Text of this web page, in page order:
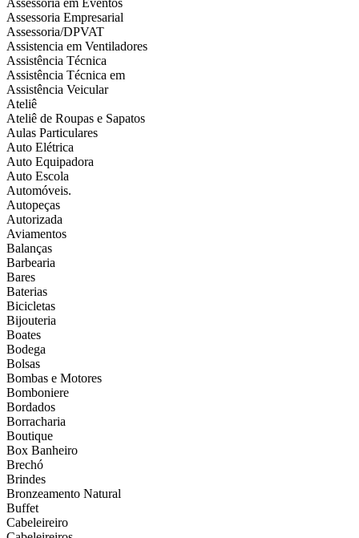
Assessoria em Eventos
Assessoria Empresarial
Assessoria/DPVAT
Assistencia em Ventiladores
Assistência Técnica
Assistência Técnica em
Assistência Veicular
Ateliê
Ateliê de Roupas e Sapatos
Aulas Particulares
Auto Elétrica
Auto Equipadora
Auto Escola
Automóveis.
Autopeças
Autorizada
Aviamentos
Balanças
Barbearia
Bares
Baterias
Bicicletas
Bijouteria
Boates
Bodega
Bolsas
Bombas e Motores
Bomboniere
Bordados
Borracharia
Boutique
Box Banheiro
Brechó
Brindes
Bronzeamento Natural
Buffet
Cabeleireiro